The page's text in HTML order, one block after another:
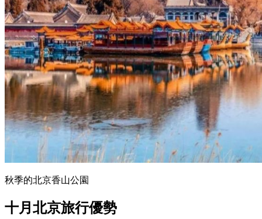
秋季的北京香山公園
十月北京旅行優勢